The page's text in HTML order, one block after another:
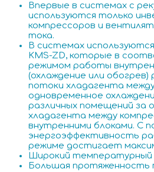
Впервые в системах с
используются только
компрессоров и
тока.
В системах
KMS-ZD, которые в
режимом работы
(охлаждение или
потоки хладагента
одновременное
различных помещений за
хладагента между
внутренними блоками. С
энергоэффективность
режиме достигает
Широкий температурный
Большая протяженность